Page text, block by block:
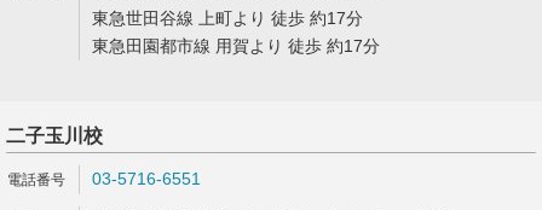
東急世田谷線 上町より 徒歩 約17分
東急田園都市線 用賀より 徒歩 約17分
二子玉川校
03-5716-6551